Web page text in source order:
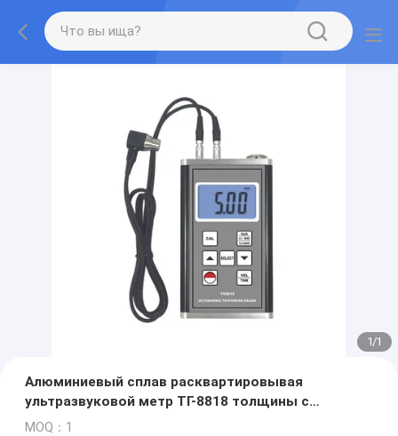
1/1
Алюминиевый сплав расквартировывая
ультразвуковой метр ТГ-8818 толщины с
большим экраном ЛКД
MOQ：1